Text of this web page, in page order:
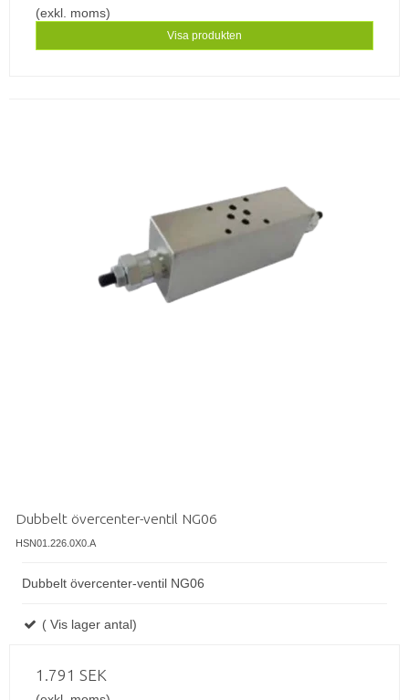
(exkl. moms)
Visa produkten
Dubbelt övercenter-ventil NG06
HSN01.226.0X0.A
Dubbelt övercenter-ventil NG06
( Vis lager antal)
1.791 SEK